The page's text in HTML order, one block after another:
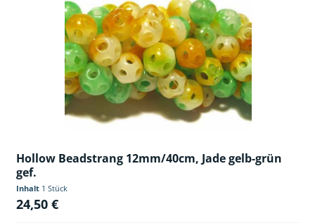
Hollow Beadstrang 12mm/40cm, Jade gelb-grün
gef.
Inhalt 1 Stück
24,50 €